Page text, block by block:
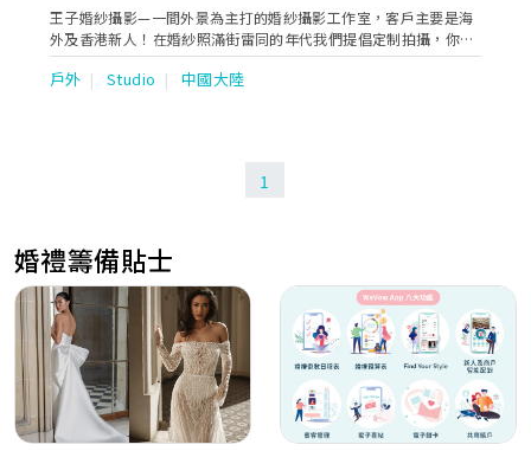
王子婚紗攝影—一間外景為主打的婚紗攝影工作室，客戶主要是海
外及香港新人！在婚紗照滿街雷同的年代我們提倡定制拍攝，你的
故事，你的風格！
戶外 Studio 中國大陸
1
婚禮籌備貼士